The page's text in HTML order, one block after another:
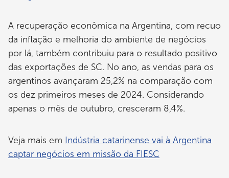
A recuperação econômica na Argentina, com recuo
da inflação e melhoria do ambiente de negócios
por lá, também contribuiu para o resultado positivo
das exportações de SC. No ano, as vendas para os
argentinos avançaram 25,2% na comparação com
os dez primeiros meses de 2024. Considerando
apenas o mês de outubro, cresceram 8,4%.
Veja mais em Indústria catarinense vai à Argentina
captar negócios em missão da FIESC